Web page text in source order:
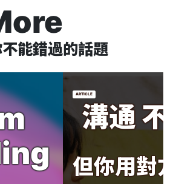
能錯過的話題
溝通
但你用對